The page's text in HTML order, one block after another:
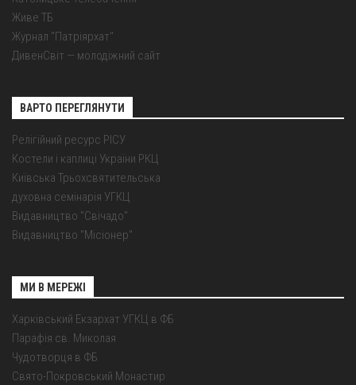
Живе ТБ
Журнал "Патріярхат"
ДивенСвіт — молодіжний сайт
ВАРТО ПЕРЕГЛЯНУТИ
Релігійний ресурс РІСУ
Костели і каплиці України РКЦ
Київська Трьохсвятительська
духовна семінарія УГКЦ
Видавництво "Свічадо"
Видавництво "Місіонер"
МИ В МЕРЕЖІ
Харківський Екзархат УГКЦ в ФБ
Парафія св. Миколая
Чудотворця в ФБ
Свято-Покровський Монастир